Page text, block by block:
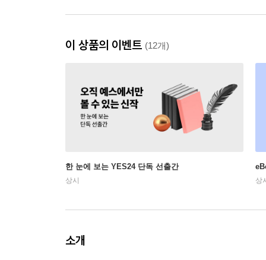
이 상품의 이벤트 (12개)
한 눈에 보는 YES24 단독 선출간
상시 상
소개